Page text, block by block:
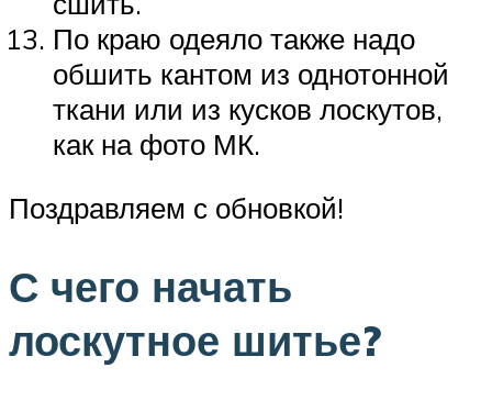
По краю одеяло также надо
обшить кантом из однотонной
ткани или из кусков лоскутов,
как на фото МК.
Поздравляем с обновкой!
С чего начать
лоскутное шитье?